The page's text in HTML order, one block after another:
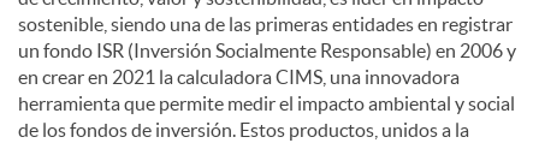
sostenible, siendo una de las primeras entidades en registrar
un fondo ISR (Inversión Socialmente Responsable) en 2006 y
en crear en 2021 la calculadora CIMS, una innovadora
herramienta que permite medir el impacto ambiental y social
de los fondos de inversión. Estos productos, unidos a la